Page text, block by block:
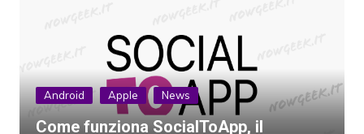
Android Apple News
Come funziona SocialToApp, il